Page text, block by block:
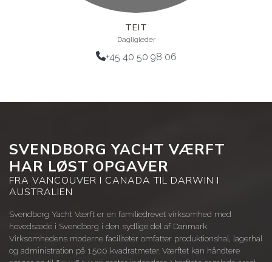
TEIT
Dagligleder
+45 40 50 98 06
SVENDBORG YACHT VÆRFT
HAR LØST OPGAVER
FRA VANCOUVER I CANADA TIL DARWIN I
AUSTRALIEN
Svendborg Yacht Værft er en familiedrevet virksomhed med
hovedsæde i Svendborg i den sydlige del af Danmark.
Virksomhedens moderne faciliteter omfatter produktionshal, lagerhal
og administration på 1.500 kvadratmeter. Værftet kan håndtere